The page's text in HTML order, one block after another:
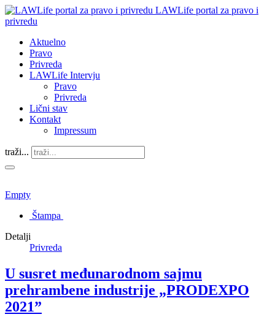
LAWLife portal za pravo i
privredu
Aktuelno
Pravo
Privreda
LAWLife Intervju
Pravo
Privreda
Lični stav
Kontakt
Impressum
traži...
Empty
Štampa
Detalji
Privreda
U susret međunarodnom sajmu
prehrambene industrije „PRODEXPO
2021”